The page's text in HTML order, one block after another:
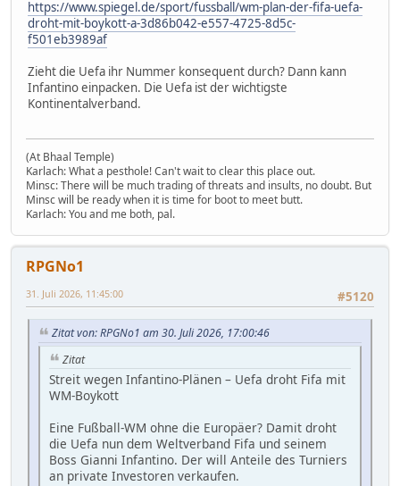
https://www.spiegel.de/sport/fussball/wm-plan-der-fifa-uefa-
droht-mit-boykott-a-3d86b042-e557-4725-8d5c-
f501eb3989af
Zieht die Uefa ihr Nummer konsequent durch? Dann kann
Infantino einpacken. Die Uefa ist der wichtigste
Kontinentalverband.
(At Bhaal Temple)
Karlach: What a pesthole! Can't wait to clear this place out.
Minsc: There will be much trading of threats and insults, no doubt. But
Minsc will be ready when it is time for boot to meet butt.
Karlach: You and me both, pal.
RPGNo1
#5120
31. Juli 2026, 11:45:00
Zitat von: RPGNo1 am 30. Juli 2026, 17:00:46
Zitat
Streit wegen Infantino-Plänen – Uefa droht Fifa mit
WM-Boykott
Eine Fußball-WM ohne die Europäer? Damit droht
die Uefa nun dem Weltverband Fifa und seinem
Boss Gianni Infantino. Der will Anteile des Turniers
an private Investoren verkaufen.